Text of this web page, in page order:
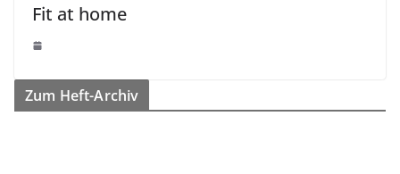
Fit at home
Zum Heft-Archiv